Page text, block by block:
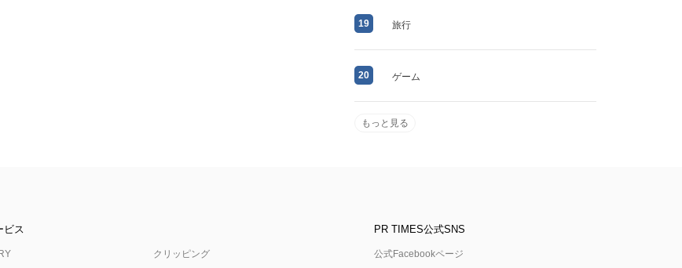
19 旅行
20 ゲーム
もっと見る
ビス
クリッピング
PR TIMES公式SNS
公式Facebookページ